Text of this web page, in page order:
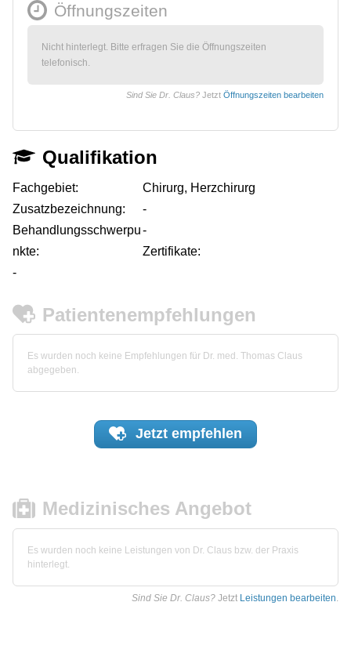
Öffnungszeiten
Nicht hinterlegt. Bitte erfragen Sie die Öffnungszeiten
telefonisch.
Sind Sie Dr. Claus? Jetzt Öffnungszeiten bearbeiten
Qualifikation
Fachgebiet:
Chirurg, Herzchirurg
Zusatzbezeichnung:
-
Behandlungsschwerpu
nkte:
-
Zertifikate:
-
Patientenempfehlungen
Es wurden noch keine Empfehlungen für Dr. med. Thomas Claus
abgegeben.
Jetzt empfehlen
Medizinisches Angebot
Es wurden noch keine Leistungen von Dr. Claus bzw. der Praxis
hinterlegt.
Sind Sie Dr. Claus? Jetzt Leistungen bearbeiten.